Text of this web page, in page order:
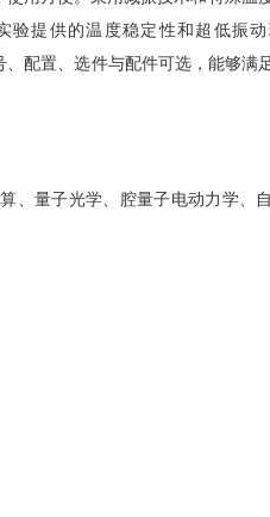
验提供的温度稳定性和超低振
配置、选件与配件可选，能够满
、量子光学、腔量子电动力学、自